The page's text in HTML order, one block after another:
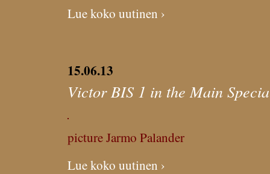
Lue koko uutinen ›
15.06.13
Victor BIS 1 in the Main
picture Jarmo Palander
Lue koko uutinen ›